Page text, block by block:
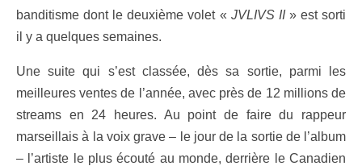
banditisme dont le deuxième volet « JVLIVS II» est sorti
il y a quelques semaines.
Une suite qui s’est classée, dès sa sortie, parmi les
meilleures ventes de l’année, avec près de 12 millions de
streams en 24 heures. Au point de faire du rappeur
marseillais à la voix grave – le jour de la sortie de l’album
– l’artiste le plus écouté au monde, derrière le Canadien